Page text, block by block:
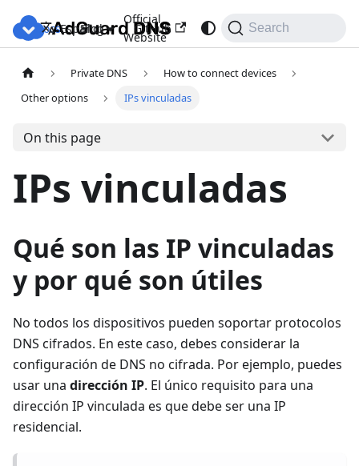
Docs Blog
Official
Website
Español GitHub Search
Private DNS
How to connect devices
Other options
IPs vinculadas
On this page
IPs vinculadas
Qué son las IP vinculadas
y por qué son útiles
No todos los dispositivos pueden soportar protocolos
DNS cifrados. En este caso, debes considerar la
configuración de DNS no cifrada. Por ejemplo, puedes
usar una dirección IP. El único requisito para una
dirección IP vinculada es que debe ser una IP
residencial.